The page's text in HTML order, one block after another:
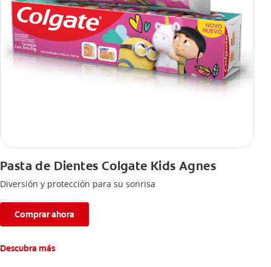
Pasta de Dientes Colgate Kids Agnes
Diversión y protección para su sonrisa
Comprar ahora
Descubra más